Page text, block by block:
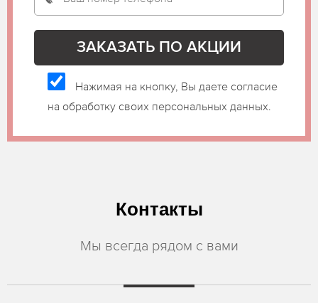
Нажимая на кнопку, Вы даете согласие
на обработку своих персональных данных.
Контакты
Мы всегда рядом с вами